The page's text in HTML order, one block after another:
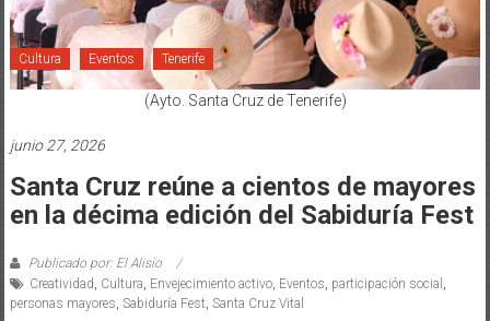
Cultura Eventos Tenerife
(Ayto. Santa Cruz de Tenerife)
junio 27, 2026
Santa Cruz reúne a cientos de mayores
en la décima edición del Sabiduría Fest
Publicado por: El Alisio
Creatividad Cultura Envejecimiento activo, Eventos participación social
personas mayores Sabiduría Fest Santa Cruz Vital